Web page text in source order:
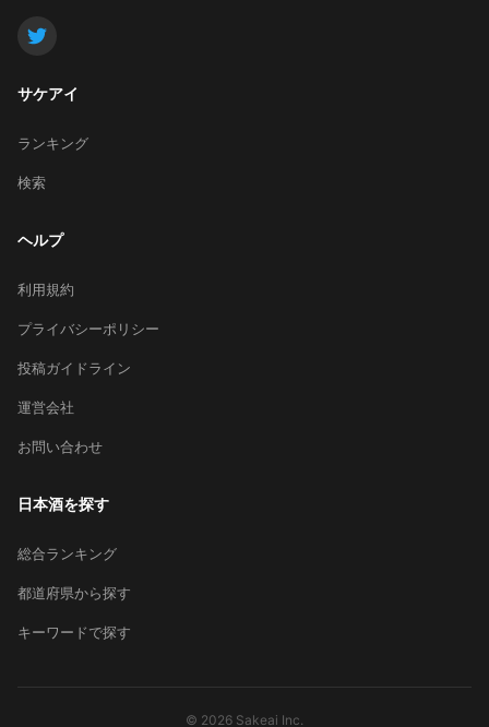
サケアイ
ランキング
検索
ヘルプ
利用規約
プライバシーポリシー
投稿ガイドライン
運営会社
お問い合わせ
日本酒を探す
総合ランキング
都道府県から探す
キーワードで探す
© 2026 Sakeai Inc.